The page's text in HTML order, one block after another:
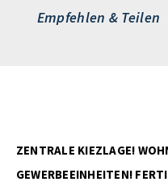
Empfehlen & Teilen
ZENTRALE KIEZLAGE!
GEWERBEEINHEITEN!